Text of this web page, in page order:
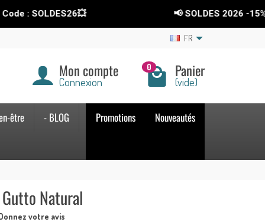
📢 SOLDES 2026-15% sur tout
FR
Mon compte
Connexion
0 Panier
(vide)
être - BLOG Promotions Nouveautés
Natural
votre avis